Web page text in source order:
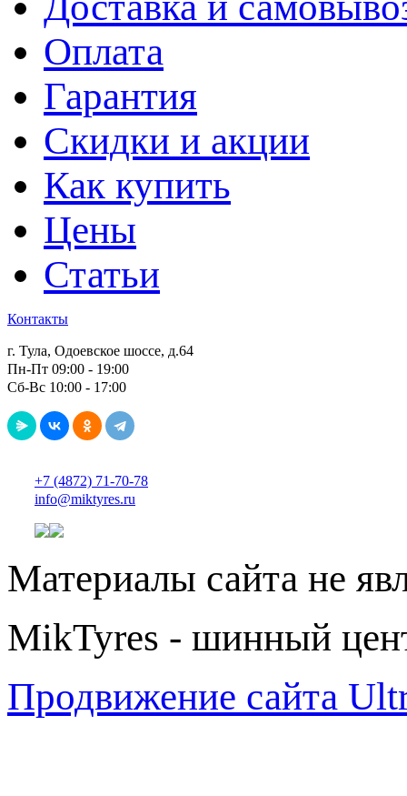
Оплата
Гарантия
Скидки и акции
Как купить
Цены
Статьи
Контакты
г. Тула, Одоевское шоссе, д.64
Пн-Пт 09:00 - 19:00
Сб-Вс 10:00 - 17:00
+7 (4872) 71-70-78
info@miktyres.ru
Материалы сайта не
MikTyres - шинный
Продвижение сайта